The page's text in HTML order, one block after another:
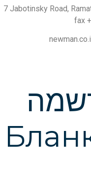
7 Jabotinsky Road,
fax